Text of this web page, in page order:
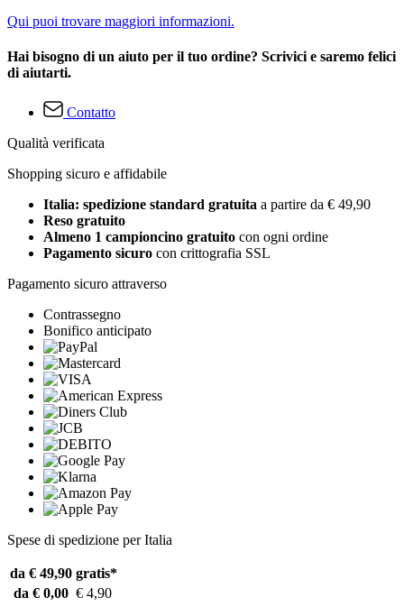
Qui puoi trovare maggiori informazioni.
Hai bisogno di un aiuto per il tuo ordine? Scrivici e saremo felici
di aiutarti.
Contatto
Qualità verificata
Shopping sicuro e affidabile
Italia: spedizione standard gratuita a partire da € 49,90
Reso gratuito
Almeno 1 campioncino gratuito con ogni ordine
Pagamento sicuro con crittografia SSL
Pagamento sicuro attraverso
Contrassegno
Bonifico anticipato
Spese di spedizione per Italia
da € 49,90 gratis*
da € 0,00 € 4,90